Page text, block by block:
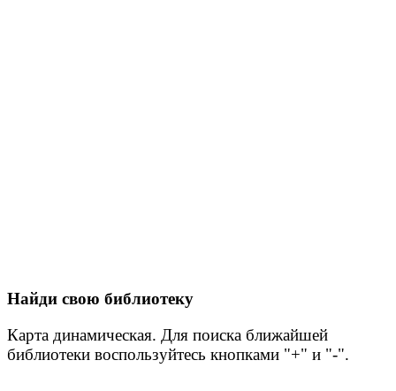
Найди свою библиотеку
Карта динамическая. Для поиска ближайшей
библиотеки воспользуйтесь кнопками "+" и "-".